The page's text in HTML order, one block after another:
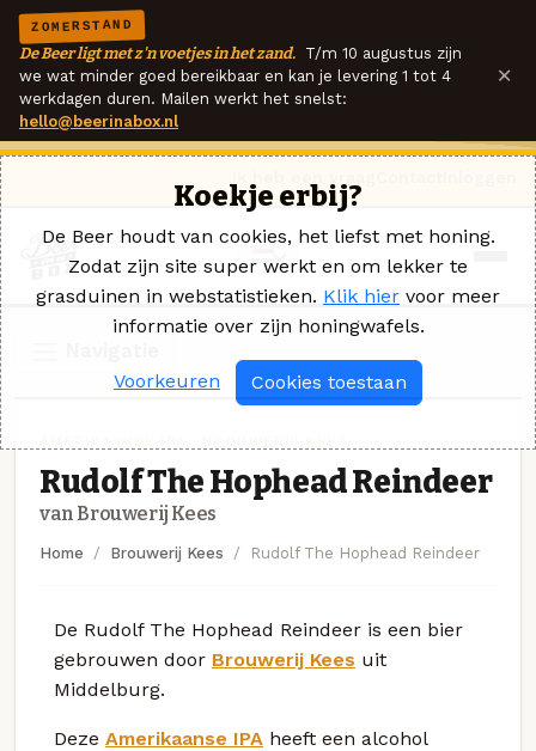
ZOMERSTAND
De Beer ligt met z'n voetjes in het zand. T/m 10 augustus zijn
we wat minder goed bereikbaar en kan je levering 1 tot 4
werkdagen duren. Mailen werkt het snelst:
hello@beerinabox.nl
×
Rudolf The Hophead Reindeer
van Brouwerij Kees
Home Brouwerij Kees Rudolf The Hophead Reindeer
De Rudolf The Hophead Reindeer is een bier
gebrouwen door Brouwerij Kees uit
Middelburg.
Deze Amerikaanse IPA heeft een alcohol
Koekje erbij?
De Beer houdt van cookies, het liefst met honing.
Zodat zijn site super werkt en om lekker te
grasduinen in webstatistieken. Klik hier voor meer
informatie over zijn honingwafels.
Voorkeuren Cookies toestaan